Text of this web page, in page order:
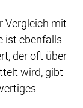
Vergleich mit
ist ebenfalls
der oft über
wird, gibt